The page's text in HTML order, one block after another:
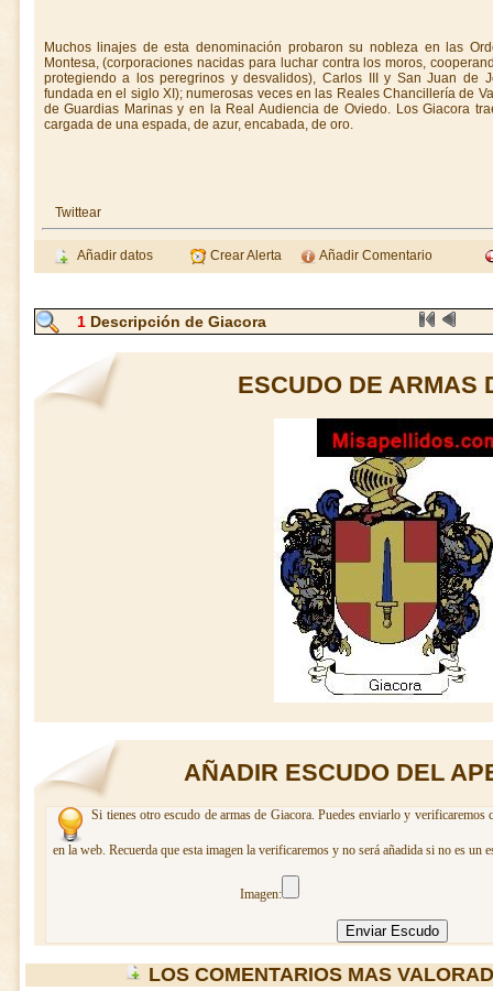
Muchos linajes de esta denominación probaron su nobleza en las
Montesa, (corporaciones nacidas para luchar contra los moros,
protegiendo a los peregrinos y desvalidos), Carlos III y San Juan de
fundada en el siglo XI); numerosas veces en las Reales Chancillería de
de Guardias Marinas y en la Real Audiencia de Oviedo. Los Giacora
cargada de una espada, de azur, encabada, de oro.
Twittear
Añadir datos Crear Alerta Añadir Comentario
1 Descripción de Giacora
ESCUDO DE ARMAS
AÑADIR ESCUDO DEL
Si tienes otro escudo de armas de Giacora. Puedes enviarlo y
en la web. Recuerda que esta imagen la verificaremos y no será añadida si no es un
Imagen:
LOS COMENTARIOS MAS